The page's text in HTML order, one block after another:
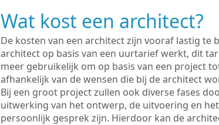
Wat kost een architect?
De kosten van een architect zijn vooraf lastig te
architect op basis van een uurtarief werkt, dit
meer gebruikelijk om op basis van een project
afhankelijk van de wensen die bij de architect
Bij een groot project zullen ook diverse fases
uitwerking van het ontwerp, de uitvoering en
persoonlijk gesprek zijn. Hierdoor kan de